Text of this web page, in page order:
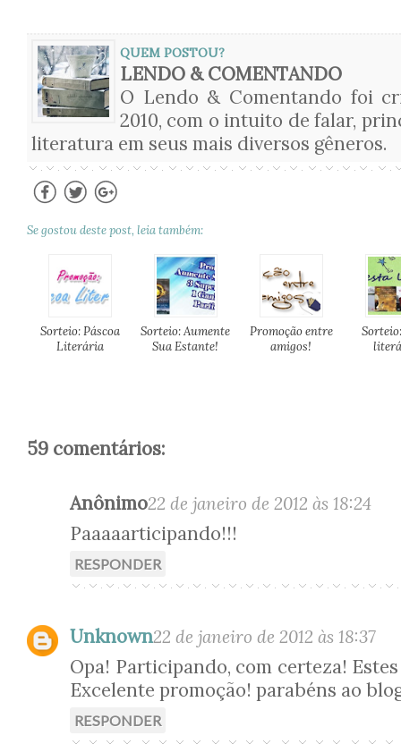
QUEM POSTOU?
LENDO & COMENTANDO
O Lendo & Comentando foi
2010, com o intuito de falar,
literatura em seus mais diversos gêneros.
Se gostou deste post, leia também:
Sorteio: Páscoa
Literária
Sorteio: Aumente
Sua Estante!
Promoção entre
amigos!
59 comentários:
Anônimo22 de janeiro de 2012 às 18:24
Paaaaarticipando!!!
RESPONDER
Unknown22 de janeiro de 2012 às 18:37
Opa! Participando, com certeza!
Excelente promoção! parabéns ao
RESPONDER